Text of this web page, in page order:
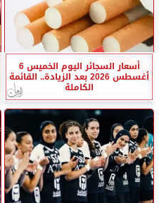
أسعار السجائر اليوم الخميس 6
أغسطس 2026 بعد الزيادة.. القائمة
الكاملة